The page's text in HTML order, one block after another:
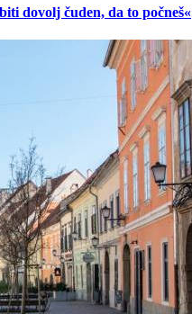
dovolj čuden, da to počneš«